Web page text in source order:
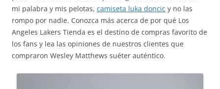
mi palabra y mis pelotas, camiseta luka doncic y no las
rompo por nadie. Conozca más acerca de por qué Los
Angeles Lakers Tienda es el destino de compras favorito de
los fans y lea las opiniones de nuestros clientes que
compraron Wesley Matthews suéter auténtico.